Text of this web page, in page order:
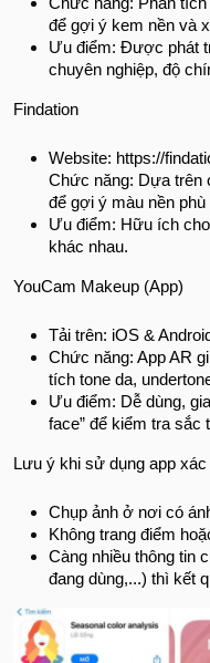
Chức năng: Phân
để gợi ý kem nền và
Ưu điểm: Được phát
chuyên nghiệp, độ
Findation
Website: https://
Chức năng: Dựa trên
để gợi ý màu nền
Ưu điểm: Hữu ích
khác nhau.
YouCam Makeup (App)
Tải trên: iOS & Android
Chức năng: App AR
tích tone da,
Ưu điểm: Dễ dùng,
face” để kiểm tra sắc
Lưu ý khi sử dụng app xác
Chụp ảnh ở nơi có
Không trang điểm
Càng nhiều thông tin
đang dùng,...) thì kết